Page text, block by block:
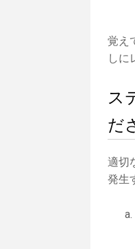
覚え
しに
ス
だ
適切
発生